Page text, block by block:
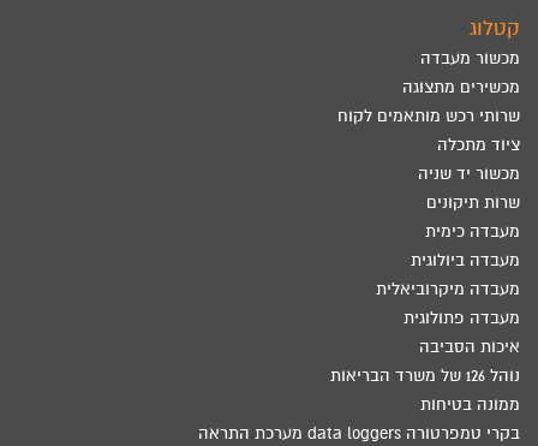
קטלוג
מכשור מעבדה
מכשירים מתצוגה
שרותי רכש מותאמים לקוח
ציוד מתכלה
מכשור יד שניה
שרות תיקונים
מעבדה כימית
מעבדה ביולוגית
מעבדה מיקרוביאלית
מעבדה פתולוגית
איכות הסביבה
נוהל 126 של משרד הבריאות
ממונה בטיחות
בקרי טמפרטורה data loggers מערכת התראה